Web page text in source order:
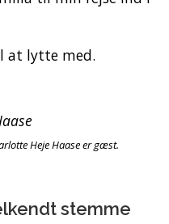
at lytte med.
Heje Haase er gæst.
stemme